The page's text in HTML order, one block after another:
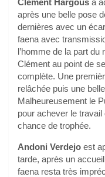
après une belle pose
dernières avec un
faena avec
l’homme de la part
Clément au point de
complète. Une
relâchée puis une
Malheureusement le
pour achever le
chance de trophée.
Andoni Verdejo est
tarde, après un
faena resta très